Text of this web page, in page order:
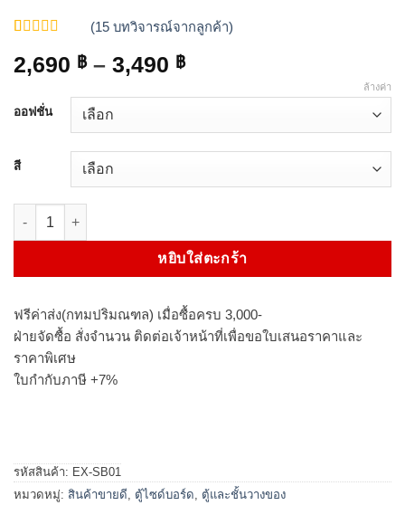
4.93จาก 5
คะแนนเต็ม
คะแนน
ของลูกค้า
(15บทวิจารณ์จากลูกค้า)
2,690 ฿ – 3,490 ฿Price
through
3,490 ฿
ออฟชั่น
สี
ล้างค่า
หยิบใส่ตะกร้า
ฟรีค่าส่ง(กทมปริมณฑล) เมื่อซื้อครบ 3,000-
ฝ่ายจัดซื้อ สั่งจำนวน ติดต่อเจ้าหน้าที่เพื่อขอใบเสนอราคาและ
ราคาพิเศษ
ใบกำกับภาษี +7%
รหัสสินค้า: EX-SB01
หมวดหมู่: สินค้าขายดี ตู้ไซด์บอร์ด ตู้และชั้นวางของ